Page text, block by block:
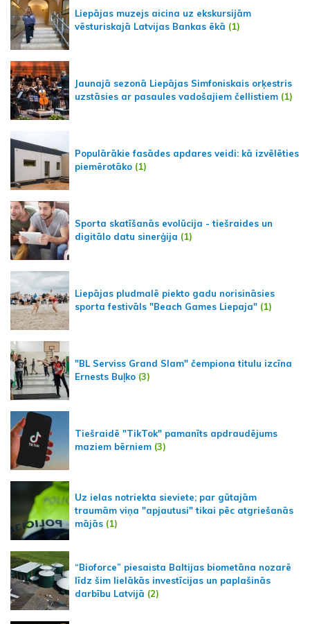
Liepājas muzejs aicina uz ekskursijām
vēsturiskajā Latvijas Bankas ēkā (1)
Jaunajā sezonā Liepājas Simfoniskais orķestris
uzstāsies ar pasaules vadošajiem čellistiem (1)
Populārākie fasādes apdares veidi: kā izvēlēties
piemērotāko (1)
Sporta skatīšanās evolūcija - tiešraides un
digitālo datu sinerģija (1)
Liepājas pludmalē piekto gadu norisināsies
sporta festivāls "Beach Games Liepaja" (1)
"BL Serviss Grand Slam" čempiona titulu izcīna
Ernests Buļko (3)
Tiešraidē "TikTok" pamanīts apdraudējums
maziem bērniem (3)
Uz ielas notriekta sieviete; par gūtajām
traumām viņa "apjautusi" tikai pēc atgriešanās
mājās (1)
“Bioforce” piesaista Baltijas biometāna nozarē
līdz šim lielākās investīcijas un paplašinās
darbību Latvijā (2)